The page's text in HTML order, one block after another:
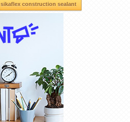
sikaflex construction sealant